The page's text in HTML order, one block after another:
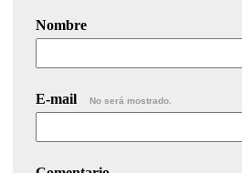
Nombre
E-mail No será mostrado.